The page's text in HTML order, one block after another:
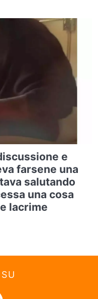
e
farsene una
salutando
una cosa
lacrime